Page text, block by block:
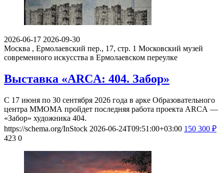
2026-06-17 2026-09-30
Москва , Ермолаевский пер., 17, стр. 1 Московский музей
современного искусства в Ермолаевском переулке
Выставка «ARCA: 404. Забор»
С 17 июня по 30 сентября 2026 года в арке Образовательного
центра ММОМА пройдет последняя работа проекта ARCA —
«Забор» художника 404.
https://schema.org/InStock 2026-06-24T09:51:00+03:00 150 300 ₽
423 0